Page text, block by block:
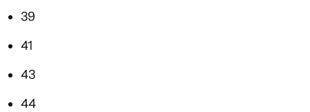
39
41
43
44